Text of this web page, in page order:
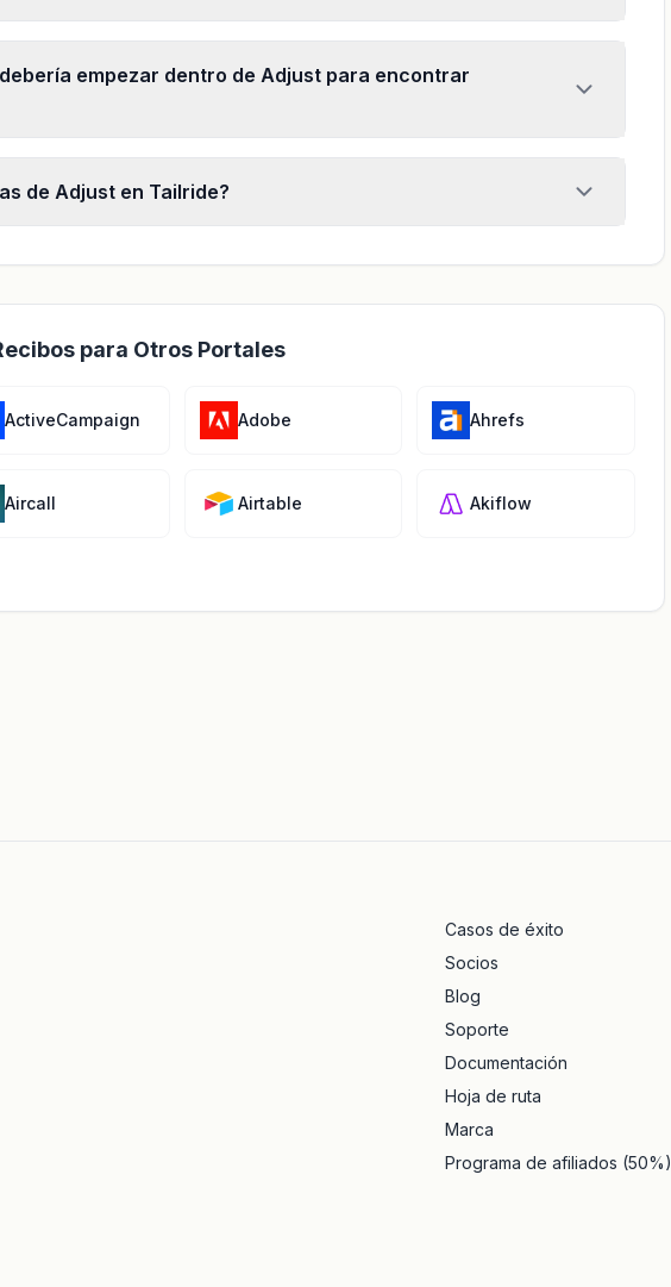
empezar dentro de Adjust para encontrar
de Adjust en Tailride?
para Otros Portales
ActiveCampaign Adobe Ahrefs
Aircall Airtable Akiflow
Casos de éxito
Socios
Blog
Soporte
Documentación
Hoja de ruta
Marca
Programa de afiliados (50%)